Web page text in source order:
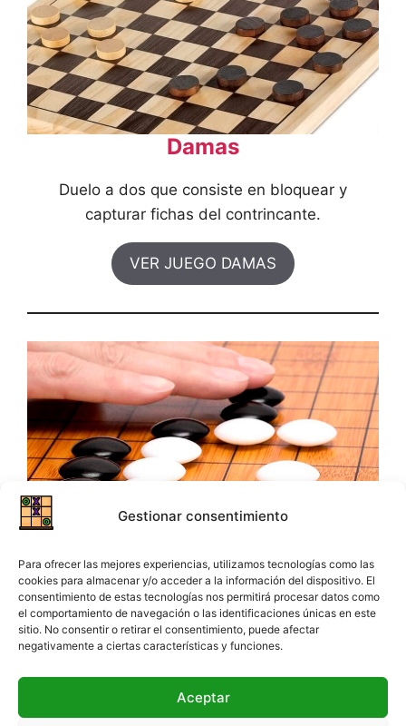
Gestionar consentimiento
Para ofrecer las mejores experiencias, utilizamos tecnologías como las
cookies para almacenar y/o acceder a la información del dispositivo. El
consentimiento de estas tecnologías nos permitirá procesar datos como
el comportamiento de navegación o las identificaciones únicas en este
sitio. No consentir o retirar el consentimiento, puede afectar
negativamente a ciertas características y funciones.
Aceptar
Damas
Duelo a dos que consiste en bloquear y
capturar fichas del contrincante.
VER JUEGO DAMAS
Juego altamente táctico que consiste en rodear
las fichas del contrincante.